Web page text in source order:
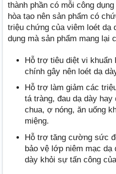
thành phần có mỗi công
hòa tạo nên sản phẩm có
triệu chứng của viêm loét dạ
dụng mà sản phẩm mang lại
Hỗ trợ tiêu diệt vi
chính gây nên loét dạ
Hỗ trợ làm giảm các
tá tràng, đau dạ dày
chua, ợ nóng, ăn uống
miệng.
Hỗ trợ tăng cường sức
bảo vệ lớp niêm mạc dạ
dày khỏi sự tấn công